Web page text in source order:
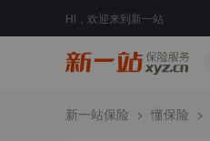
Hi，欢迎来到新一站
新一站保险 > 懂保险 >